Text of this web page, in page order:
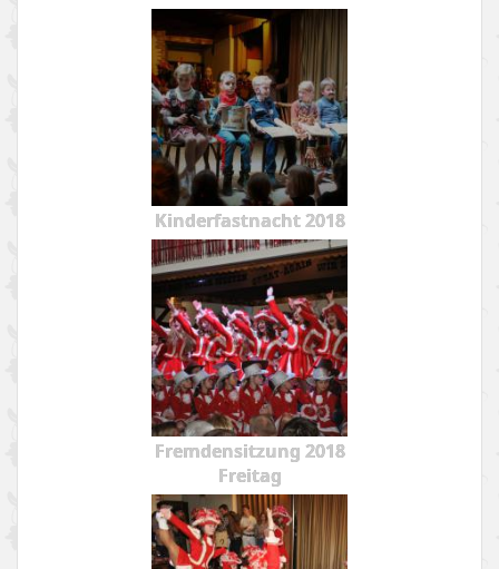
Kinderfastnacht 2018
Fremdensitzung 2018
Freitag